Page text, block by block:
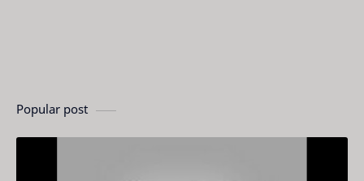
Popular post